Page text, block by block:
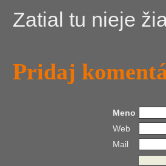
Zatial tu nieje
Pridaj
Meno
Web
Mail